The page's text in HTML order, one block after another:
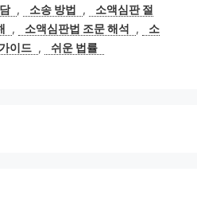
, 소송 방법 ,
소액심판 절
, 소액심판법 조문 해석 ,
소
이드 , 쉬운 법률